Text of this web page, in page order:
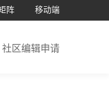
阵
移动端
社区编辑申请